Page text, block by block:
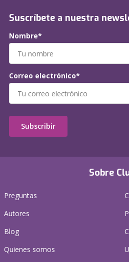
Sobre
Preguntas
Autores
Blog
Quienes somos
Suscríbete a nuestra
Nombre*
Correo electrónico*
Subscribir